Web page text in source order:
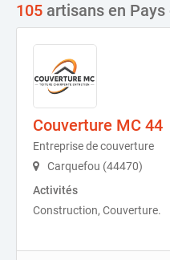
105 artisans en Pays
Couverture MC 44
Entreprise de couverture
Carquefou (44470)
Activités
Construction, Couverture.